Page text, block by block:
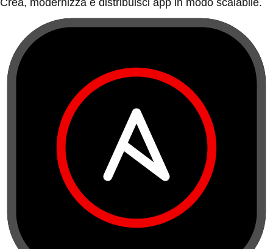
Crea, modernizza e distribuisci app in modo scalabile.